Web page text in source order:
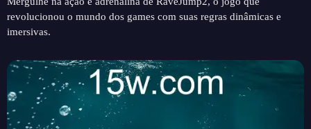
revolucionou o mundo dos games com suas regras dinâmicas e
imersivas.